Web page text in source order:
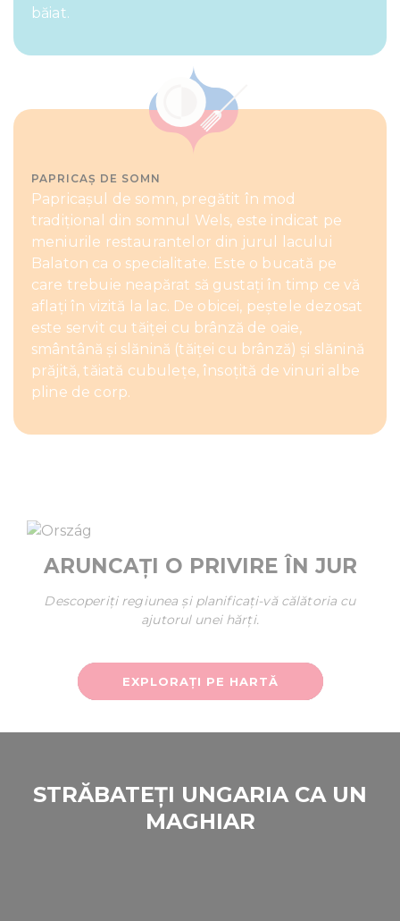
our social media, advertising and analytics partners who
provided to them or that they’ve collected from your use
băiat.
PAPRICAȘ DE SOMN
Papricașul de somn, pregătit în mod
tradițional din somnul Wels, este indicat pe
meniurile restaurantelor din jurul lacului
Balaton ca o specialitate. Este o bucată pe
care trebuie neapărat să gustați în timp ce vă
aflați în vizită la lac. De obicei, peștele dezosat
este servit cu tăiței cu brânză de oaie,
smântână și slănină (tăiței cu brânză) și slănină
prăjită, tăiată cubulețe, însoțită de vinuri albe
pline de corp.
ARUNCAȚI O PRIVIRE ÎN JUR
Descoperiți regiunea și planificați-vă călătoria cu
ajutorul unei hărți.
EXPLORAȚI PE HARTĂ
STRĂBATEȚI UNGARIA CA UN
MAGHIAR